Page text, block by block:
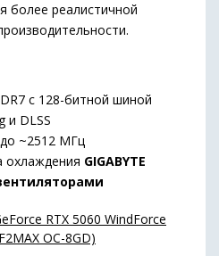
более реалистичной
с 128-битной шиной
и DLSS
до ~2512 МГц
охлаждения GIGABYTE
RTX 5060 WindForce
OC-8GD)